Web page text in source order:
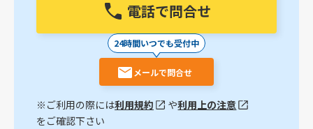
電話で問合せ
24時間いつでも受付中
メールで問合せ
※ご利用の際には利用規約 や利用上の注意
をご確認下さい